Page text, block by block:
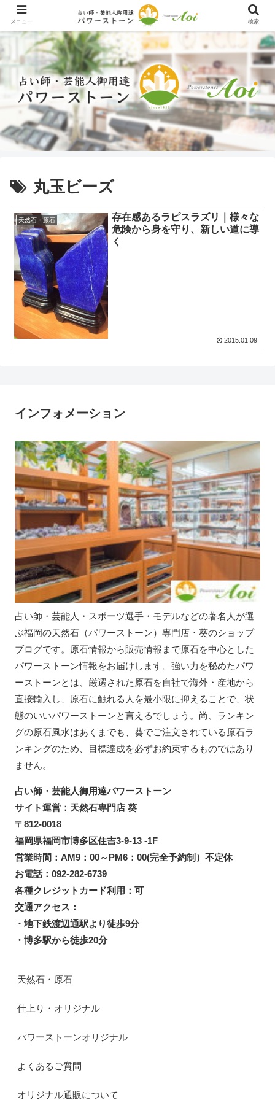
丸玉ビーズ
天然石・原石
存在感あるラピスラズリ｜様々な
危険から身を守り、新しい道に導
く
2015.01.09
インフォメーション
占い師・芸能人・スポーツ選手・モデルなどの著名人が選
ぶ福岡の天然石（パワーストーン）専門店・葵のショップ
ブログです。原石情報から販売情報まで原石を中心とした
パワーストーン情報をお届けします。強い力を秘めたパワ
ーストーンとは、厳選された原石を自社で海外・産地から
直接輸入し、原石に触れる人を最小限に抑えることで、状
態のいいパワーストーンと言えるでしょう。尚、ランキン
グの原石風水はあくまでも、葵でご注文されている原石ラ
ンキングのため、目標達成を必ずお約束するものではあり
ません。
占い師・芸能人御用達パワーストーン
サイト運営：天然石専門店 葵
〒812-0018
福岡県福岡市博多区住吉3-9-13 -1F
営業時間：AM9：00～PM6：00(完全予約制）不定休
お電話：092-282-6739
各種クレジットカード利用：可
交通アクセス：
・地下鉄渡辺通駅より徒歩9分
・博多駅から徒歩20分
天然石・原石
仕上り・オリジナル
パワーストーンオリジナル
よくあるご質問
オリジナル通販について
メニュー 検索